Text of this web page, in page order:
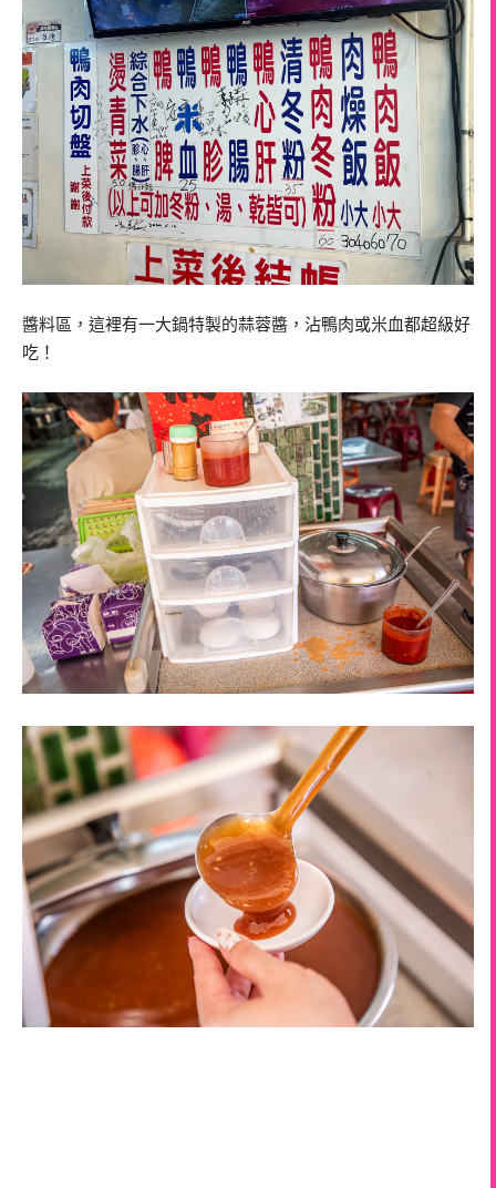
醬料區，這裡有一大鍋特製的蒜蓉醬，沾鴨肉或米血都超級好
吃！